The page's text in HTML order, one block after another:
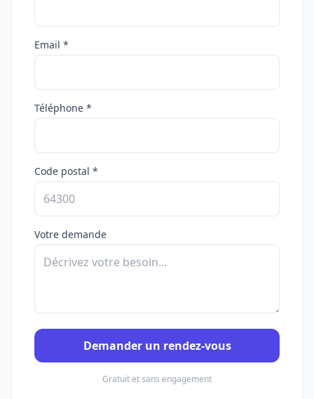
Email *
Téléphone *
Code postal *
Votre demande
Demander un rendez-vous
Gratuit et sans engagement